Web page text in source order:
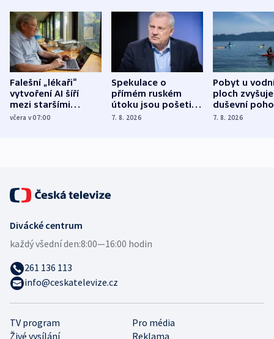
Falešní „lékaři“
vytvoření AI šíří
mezi staršími
Poláky nebezpečné
včera v 07:00
Spekulace o
přímém ruském
útoku jsou pošetilé,
míní estonský
7. 8. 2026
Pobyt u
ploch zvyšuje
duševní
ukázala
7. 8. 2026
TV program
Pro média
Živé vysílání
Reklama
Divácké centrum
každý všední den:8:00—16:00 hodin
261 136 113
info@ceskatelevize.cz